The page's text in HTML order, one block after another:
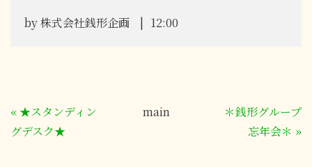
by株式会社銭形企画 12:00
« ★スタンディン
グデスク★
main
＊銭形グループ
忘年会＊ »